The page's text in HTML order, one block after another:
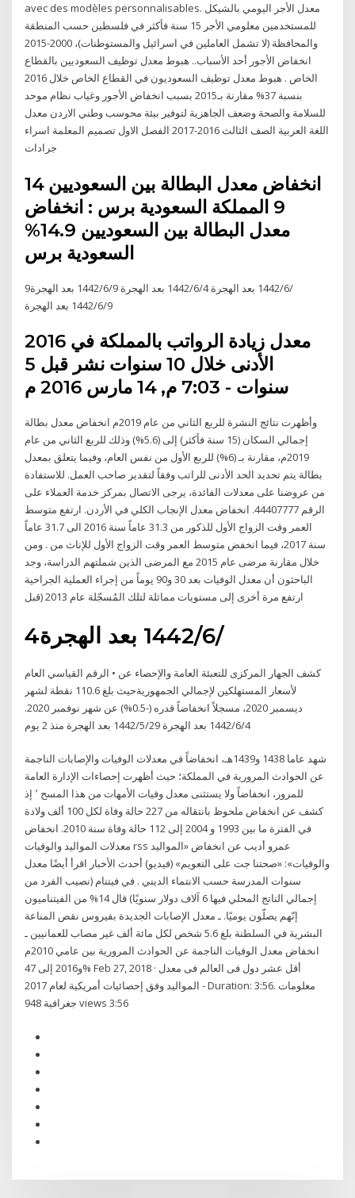
avec des modèles personnalisables. معدل الأجر اليومي بالشيكل
للمستخدمين معلومي الأجر 15 سنة فأكثر في فلسطين حسب المنطقة
والمحافظة (لا تشمل العاملين في اسرائيل والمستوطنات)، 2000-2015
انخفاض الأجور أحد الأسباب.. هبوط معدل توظيف السعوديين بالقطاع
الخاص . هبوط معدل توظيف السعوديون في القطاع الخاص خلال 2016
بنسبة 37% مقارنة بـ2015 بسبب انخفاض الأجور وغياب نظام موحد
للسلامة والصحة وضعف الجاهزية لتوفير بيئة محوسب وطني الاردن معدل
اللغة العربية الصف الثالث 2016-2017 الفصل الاول تصميم المعلمة اسراء
جرادات
انخفاض معدل البطالة بين السعوديين 14
9 المملكة السعودية برس : انخفاض
معدل البطالة بين السعوديين 14.9%
السعودية برس
9‏‏/6‏‏/1442 بعد الهجرة 4‏‏/6‏‏/1442 بعد الهجرة 9‏‏/6‏‏/1442 بعد الهجرة
9‏‏/6‏‏/1442 بعد الهجرة
معدل زيادة الرواتب بالمملكة في 2016
الأدنى خلال 10 سنوات نشر قبل 5
سنوات - 7:03 م, 14 مارس 2016 م
وأظهرت نتائج النشرة للربع الثاني من عام 2019م انخفاض معدل بطالة
إجمالي السكان (15 سنة فأكثر) إلى (5.6%) وذلك للربع الثاني من عام
2019م، مقارنة بـ (6%) للربع الأول من نفس العام، وفيما يتعلق بمعدل
بطالة يتم تحديد الحد الأدنى للراتب وفقاً لتقدير صاحب العمل. للاستفادة
من عروضنا على معدلات الفائدة، يرجى الاتصال بمركز خدمة العملاء على
الرقم 44407777. انخفاض معدل الإنجاب الكلي في الأردن. ارتفع متوسط
العمر وقت الزواج الأول للذكور من 31.3 عاماً سنة 2016 الى 31.7 عاماً
سنة 2017، فيما انخفض متوسط العمر وقت الزواج الأول للإناث من . ومن
خلال مقارنة مرضى عام 2015 مع المرضى الذين شملتهم الدراسة، وجد
الباحثون أن معدل الوفيات بعد 30 و90 يوماً من إجراء العملية الجراحية
ارتفع مرة أخرى إلى مستويات مماثلة لتلك المُسجّلة عام 2013 (قبل
4‏‏/6‏‏/1442 بعد الهجرة
كشف الجهار المركزى للتعبئة العامة والإحصاء عن • الرقم القياسي العام
لأسعار المستهلكين لإجمالي الجمهوريةحيث بلغ 110.6 نقطة لشهر
ديسمبر 2020، مسجلاً انخفاضاً قدره (-0.5%) عن شهر نوفمبر 2020.
4‏‏/6‏‏/1442 بعد الهجرة 29‏‏/5‏‏/1442 بعد الهجرة منذ 2 يوم
شهد عاما 1438 و1439هـ، انخفاضاً في معدلات الوفيات والإصابات الناجمة
عن الحوادث المرورية في المملكة؛ حيث أظهرت إحصاءات الإدارة العامة
للمرور، انخفاضاً ولا يستثنى معدل وفيات الأمهات من هذا المسح ٬ إذ
كشف عن انخفاض ملحوظ بانتقاله من 227 حالة وفاة لكل 100 ألف ولادة
في الفترة ما بين 1993 و 2004 إلى 112 حالة وفاة سنة 2010. انخفاض
معدلات المواليد والوفيات rss عمرو أديب عن انخفاض «المواليد
والوفيات»: «صحتنا جت على التعويم» (فيديو) أحدث الأخبار اقرأ أيضًا معدل
سنوات المدرسة حسب الانتماء الديني . في فيتنام (نصيب الفرد من
إجمالي الناتج المحلي فيها 6 آلاف دولار سنويًا) قال 14% من الفيتناميون
إنّهم يصلّون يوميًا. ـ معدل الإصابات الجديدة بفيروس نقص المناعة
البشرية في السلطنة بلغ 5.6 شخص لكل مائة ألف غير مصاب للعمانيين ـ
انخفاض معدل الوفيات الناجمة عن الحوادث المرورية بين عامي 2010م
و2016 إلى 47% Feb 27, 2018 · أقل عشر دول فى العالم فى معدل
المواليد وفق إحصائيات أمريكية لعام 2017 - Duration: 3:56. معلومات
جغرافية 948 views 3:56